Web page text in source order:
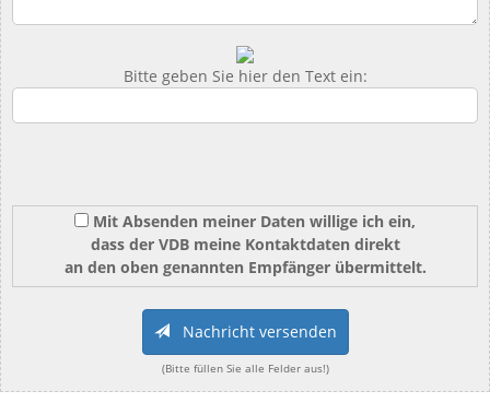
Bitte geben Sie hier den Text ein:
Mit Absenden meiner Daten willige ich ein,
dass der VDB meine Kontaktdaten direkt
an den oben genannten Empfänger übermittelt.
Nachricht versenden
(Bitte füllen Sie alle Felder aus!)